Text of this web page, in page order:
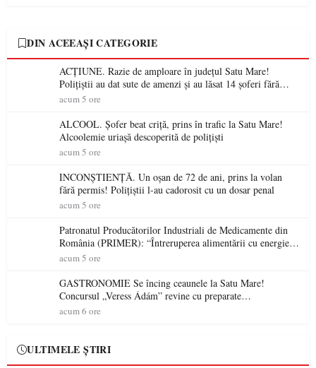
DIN ACEEAȘI CATEGORIE
ACȚIUNE. Razie de amploare în județul Satu Mare!
Polițiștii au dat sute de amenzi și au lăsat 14 șoferi fără
permis într-o singură zi
acum 5 ore
ALCOOL. Șofer beat criță, prins în trafic la Satu Mare!
Alcoolemie uriașă descoperită de polițiști
acum 5 ore
INCONȘTIENȚĂ. Un oșan de 72 de ani, prins la volan
fără permis! Polițiștii l-au cadorosit cu un dosar penal
acum 5 ore
Patronatul Producătorilor Industriali de Medicamente din
România (PRIMER): “Întreruperea alimentării cu energie
electrică a fabricilor de medicamente va pune în pericol
acum 5 ore
GASTRONOMIE Se încing ceaunele la Satu Mare!
Concursul „Veress Ádám” revine cu preparate
spectaculoase, premii și un jurat de renume
acum 6 ore
ULTIMELE ȘTIRI